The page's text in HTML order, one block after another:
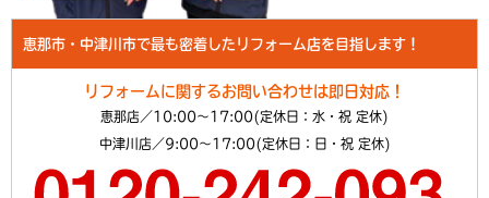
恵那市・中津川市で最も密着したリフォーム店を目指します！
リフォームに関するお問い合わせは即日対応！
恵那店／10:00～17:00(定休日：水・祝 定休)
中津川店／9:00～17:00(定休日：日・祝 定休)